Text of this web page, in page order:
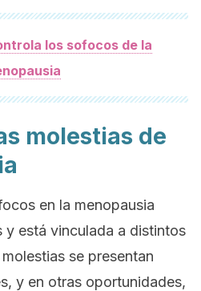
los sofocos de la
molestias de
en la menopausia
y está vinculada a distintos
se presentan
y en otras oportunidades,